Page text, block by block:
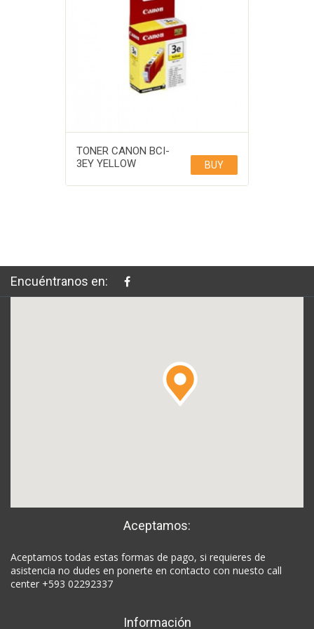
TONER CANON BCI-
3EY YELLOW
BUY
Encuéntranos en:
Aceptamos:
Aceptamos todas estas formas de pago, si requieres de
asistencia no dudes en ponerte en contacto con nuesto call
center +593 02292337
Información